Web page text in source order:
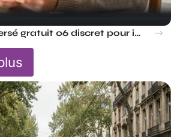
Annuaire inversé gratuit 06 discret pour identifier un numéro sans être vu